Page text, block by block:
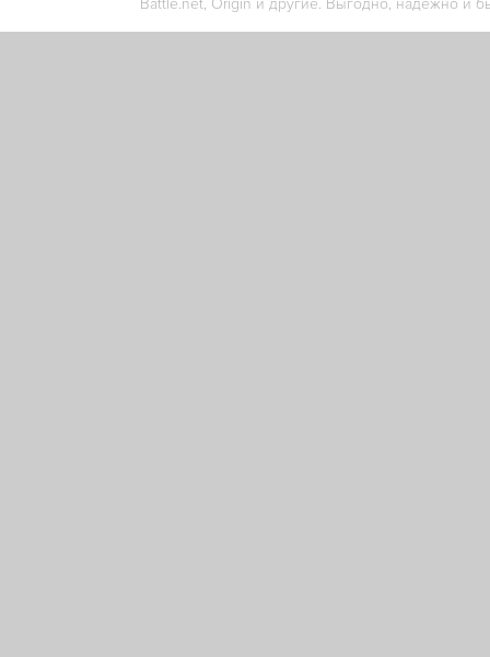
Battle.net, Origin и другие. Выгодно, надежно и